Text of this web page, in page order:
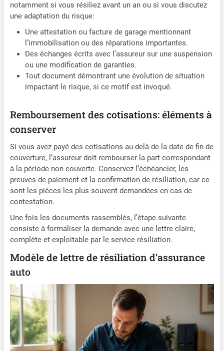
notamment si vous résiliez avant un an ou si vous discutez
une adaptation du risque:
Une attestation ou facture de garage mentionnant
l’immobilisation ou des réparations importantes.
Des échanges écrits avec l’assureur sur une suspension
ou une modification de garanties.
Tout document démontrant une évolution de situation
impactant le risque, si ce motif est invoqué.
Remboursement des cotisations: éléments à
conserver
Si vous avez payé des cotisations au-delà de la date de fin de
couverture, l’assureur doit rembourser la part correspondant
à la période non couverte. Conservez l’échéancier, les
preuves de paiement et la confirmation de résiliation, car ce
sont les pièces les plus souvent demandées en cas de
contestation.
Une fois les documents rassemblés, l’étape suivante
consiste à formaliser la demande avec une lettre claire,
complète et exploitable par le service résiliation.
Modèle de lettre de résiliation d’assurance
auto